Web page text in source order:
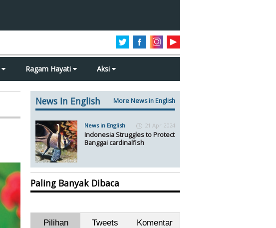
Ragam Hayati Aksi
News In English More News in English
News in English 21 Apr 2024
Indonesia Struggles to Protect
Banggai cardinalfish
Paling Banyak Dibaca
Pilihan Tweets Komentar